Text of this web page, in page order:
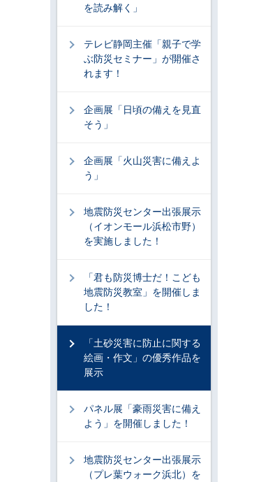
を読み解く」
テレビ静岡主催「親子で学
ぶ防災セミナー」が開催さ
れます！
企画展「日頃の備えを見直
そう」
企画展「火山災害に備えよ
う」
地震防災センター出張展示
（イオンモール浜松市野）
を実施しました！
「君も防災博士だ！こども
地震防災教室」を開催しま
した！
「土砂災害に防止に関する
絵画・作文」の優秀作品を
展示
パネル展「豪雨災害に備え
よう」を開催しました！
地震防災センター出張展示
（プレ葉ウォーク浜北）を